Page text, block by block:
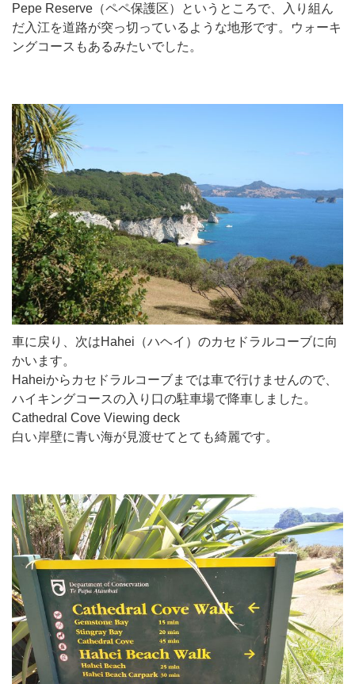
Pepe Reserve（ペペ保護区）というところで、入り組ん
だ入江を道路が突っ切っているような地形です。ウォーキ
ングコースもあるみたいでした。
車に戻り、次はHahei（ハヘイ）のカセドラルコーブに向
かいます。
Haheiからカセドラルコーブまでは車で行けませんので、
ハイキングコースの入り口の駐車場で降車しました。
Cathedral Cove Viewing deck
白い岸壁に青い海が見渡せてとても綺麗です。